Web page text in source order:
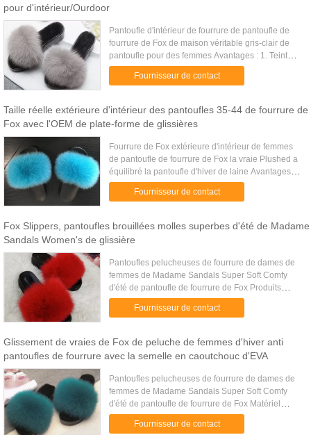
pour d'intérieur/Ourdoor
Pantoufle d'intérieur de fourrure de pantoufle de
fourrure de Fox de maison véritable gris-clair de
pantoufle pour des femmes Avantages : 1. Teinture
favorable à l'environnement, taille standard. 2.
Aucun ...Fournisseur de contact
Taille réelle extérieure d'intérieur des pantoufles 35-44 de fourrure de
Fox avec l'OEM de plate-forme de glissières
Fourrure de Fox extérieure d'intérieur de femmes
de pantoufle de fourrure de Fox la vraie Plushed a
équilibré la pantoufle d'hiver de laine Avantages :
1. Teinture favorable à l'environnement, taille
standard. ...Fournisseur de contact
Fox Slippers, pantoufles brouillées molles superbes d'été de Madame
Sandals Women's de glissière
Pantoufles pelucheuses de fourrure de dames de
femmes de Madame Sandals Super Soft Comfy
d'été de pantoufle de fourrure de Fox Produits
pantoufles molles de fourrure de renard de dames
pelucheuses de femmes Mat...
Fournisseur de contact
Glissement de vraies de Fox de peluche de femmes d'hiver anti
pantoufles de fourrure avec la semelle en caoutchouc d'EVA
Pantoufles pelucheuses de fourrure de dames de
femmes de Madame Sandals Super Soft Comfy
d'été de pantoufle de fourrure de Fox Matériel
supérieur : Vraie fourrure de Fox de 100% Matériel
d'Outsole : Le ...
Fournisseur de contact